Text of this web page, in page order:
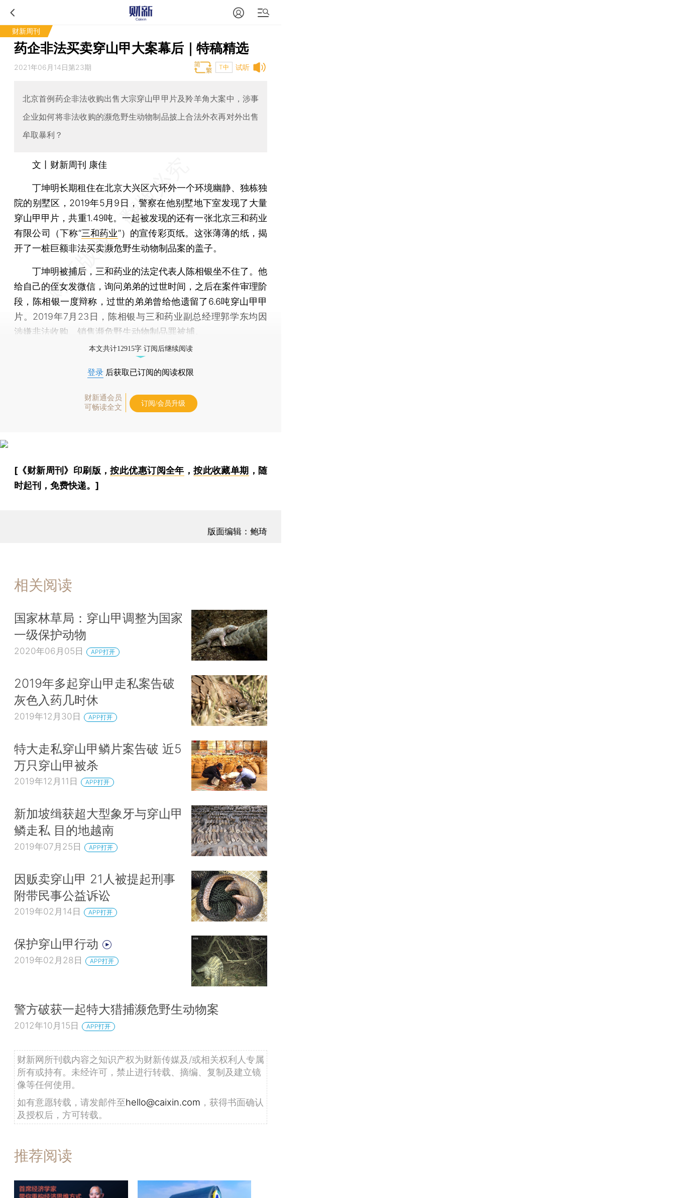
财新周刊
药企非法买卖穿山甲大案幕后｜特稿精选
试听
2021年06月14日第23期 T中
北京首例药企非法收购出售大宗穿山甲甲片及羚羊角大案中，涉事
企业如何将非法收购的濒危野生动物制品披上合法外衣再对外出售
牟取暴利？
文丨财新周刊 康佳
丁坤明长期租住在北京大兴区六环外一个环境幽静、独栋独
院的别墅区，2019年5月9日，警察在他别墅地下室发现了大量
穿山甲甲片，共重1.49吨。一起被发现的还有一张北京三和药业
有限公司（下称“三和药业”）的宣传彩页纸。这张薄薄的纸，揭
开了一桩巨额非法买卖濒危野生动物制品案的盖子。
丁坤明被捕后，三和药业的法定代表人陈相银坐不住了。他
给自己的侄女发微信，询问弟弟的过世时间，之后在案件审理阶
段，陈相银一度辩称，过世的弟弟曾给他遗留了6.6吨穿山甲甲
片。2019年7月23日，陈相银与三和药业副总经理郭学东均因
涉嫌非法收购、销售濒危野生动物制品罪被捕。
本文共计12915字 订阅后继续阅读
登录 后获取已订阅的阅读权限
财新通会员
可畅读全文
订阅/会员升级
[《财新周刊》印刷版，按此优惠订阅全年 ，按此收藏单期 ，随
时起刊，免费快递。]
版面编辑：鲍琦
相关阅读
国家林草局：穿山甲调整为国家
一级保护动物
2020年06月05日 APP打开
2019年多起穿山甲走私案告破
灰色入药几时休
2019年12月30日 APP打开
特大走私穿山甲鳞片案告破 近5
万只穿山甲被杀
2019年12月11日 APP打开
新加坡缉获超大型象牙与穿山甲
鳞走私 目的地越南
2019年07月25日 APP打开
因贩卖穿山甲 21人被提起刑事
附带民事公益诉讼
2019年02月14日 APP打开
保护穿山甲行动
2019年02月28日 APP打开
警方破获一起特大猎捕濒危野生动物案
2012年10月15日 APP打开
财新网所刊载内容之知识产权为财新传媒及/或相关权利人专属
所有或持有。未经许可，禁止进行转载、摘编、复制及建立镜
像等任何使用。
如有意愿转载，请发邮件至hello@caixin.com ，获得书面确认
及授权后，方可转载。
推荐阅读